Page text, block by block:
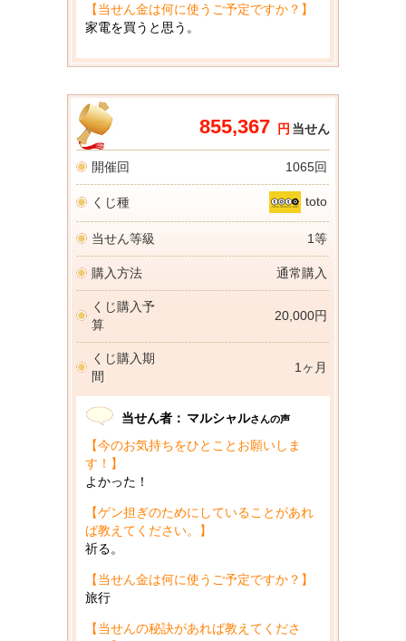
【当せん金は何に使うご予定ですか？】
家電を買うと思う。
855,367 円 当せん
開催回 1065回
くじ種 toto
当せん等級 1等
購入方法 通常購入
くじ購入予
算
20,000円
くじ購入期
間
1ヶ月
当せん者： マルシャルさんの声
【今のお気持ちをひとことお願いしま
す！】
よかった！
【ゲン担ぎのためにしていることがあれ
ば教えてください。】
祈る。
【当せん金は何に使うご予定ですか？】
旅行
【当せんの秘訣があれば教えてくださ